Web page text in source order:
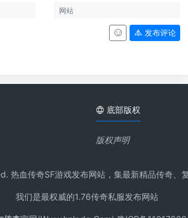
发布评论
底部版权
版权声明
传奇SF游戏发布网站，集最新精品传奇、
我们是最权威的1.76传奇私服发布网站